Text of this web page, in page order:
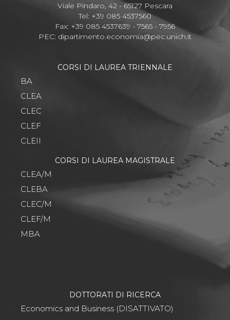
Viale Pindaro, 42 - 65127 Pescara
Tel: +39 085 4537560
Fax: +39 085 4537639 - 7565 - 7956
PEC: dipartimento.economia@pec.unich.it
CORSI DI LAUREA TRIENNALE
BA
CLEA
CLEC
CLEF
CLEII
CORSI DI LAUREA MAGISTRALE
CLEA/M
CLEBA
CLEC/M
CLEF/M
MBA
DOTTORATI DI RICERCA
Economics and Business (DISATTIVATO)